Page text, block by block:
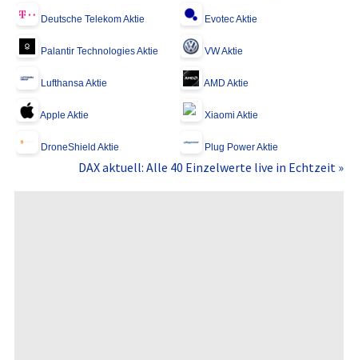
Deutsche Telekom Aktie Evotec Aktie
Palantir Technologies Aktie VW Aktie
Lufthansa Aktie AMD Aktie
Apple Aktie Xiaomi Aktie
DroneShield Aktie Plug Power Aktie
DAX aktuell: Alle 40 Einzelwerte live in Echtzeit »